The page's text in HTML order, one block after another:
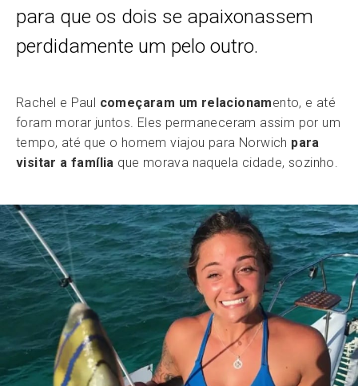
para que os dois se apaixonassem
perdidamente um pelo outro.
Rachel e Paul começaram um relacionamento, e até
foram morar juntos. Eles permaneceram assim por um
tempo, até que o homem viajou para Norwich para
visitar a família que morava naquela cidade, sozinho.